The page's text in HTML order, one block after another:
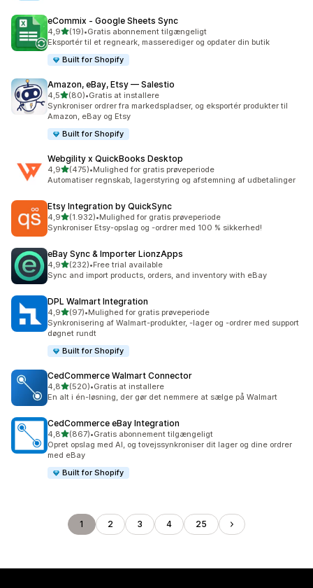
eCommix ‑ Google Sheets Sync
4,9ud af 5 stjerner
(19)
19 anmeldelser i alt
•Gratis abonnement tilgængeligt
Eksportér til et regneark, masserediger og opdater din butik
Built for Shopify
Amazon, eBay, Etsy — Salestio
4,5ud af 5 stjerner
(80)
80 anmeldelser i alt
•Gratis at installere
Synkroniser ordrer fra markedspladser, og eksportér produkter til
Amazon, eBay og Etsy
Built for Shopify
Webgility x QuickBooks Desktop
4,9ud af 5 stjerner
(475)
475 anmeldelser i alt
•Mulighed for gratis prøveperiode
Automatiser regnskab, lagerstyring og afstemning af udbetalinger
Etsy Integration by QuickSync
4,9ud af 5 stjerner
(1.932)
1932 anmeldelser i alt
•Mulighed for gratis prøveperiode
Synkroniser Etsy-opslag og -ordrer med 100 % sikkerhed!
eBay Sync & Importer LionzApps
4,9ud af 5 stjerner
(232)
232 anmeldelser i alt
•Free trial available
Sync and import products, orders, and inventory with eBay
DPL Walmart Integration
4,9ud af 5 stjerner
(97)
97 anmeldelser i alt
•Mulighed for gratis prøveperiode
Synkronisering af Walmart-produkter, -lager og -ordrer med support
døgnet rundt
Built for Shopify
CedCommerce Walmart Connector
4,8ud af 5 stjerner
(520)
520 anmeldelser i alt
•Gratis at installere
En alt i én-løsning, der gør det nemmere at sælge på Walmart
CedCommerce eBay Integration
4,8ud af 5 stjerner
(867)
867 anmeldelser i alt
•Gratis abonnement tilgængeligt
Opret opslag med AI, og tovejssynkroniser dit lager og dine ordrer
med eBay
Built for Shopify
1 2 3 4 25